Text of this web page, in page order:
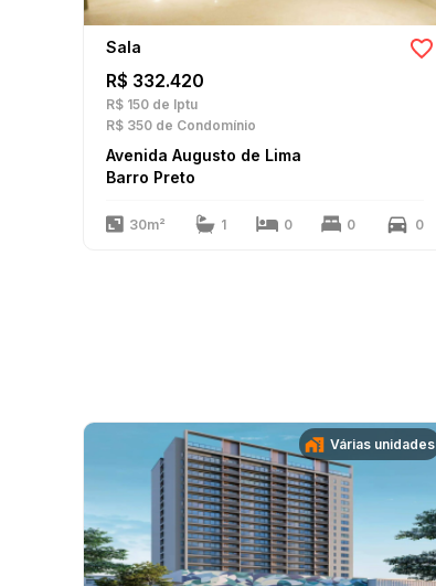
Sala
R$ 332.420
R$ 150 de Iptu
R$ 350 de Condomínio
Avenida Augusto de Lima
Barro Preto
30m² 1 0 0 0
Várias unidades